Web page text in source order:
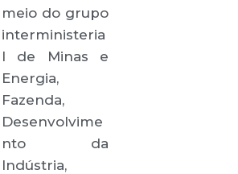
meio do grupo
interministeria
l de Minas e
Energia,
Fazenda,
Desenvolvime
nto da
Indústria,